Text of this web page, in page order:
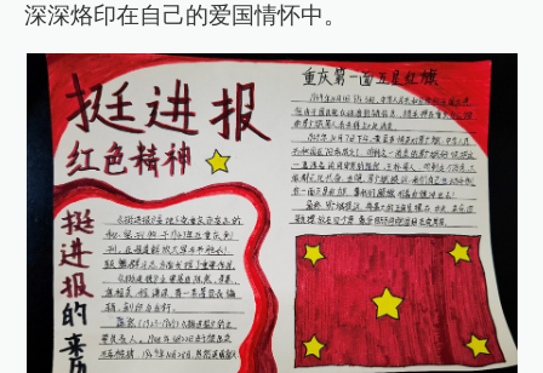
深深烙印在自己的爱国情怀中。